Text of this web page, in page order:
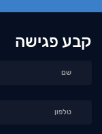
קבע פגישה